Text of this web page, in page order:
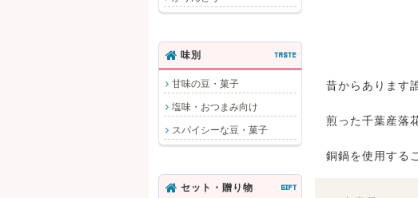
昔からあります
煎った千葉産落
銅鍋を使用する
味別 TASTE
甘味の豆・菓子
塩味・おつまみ向け
スパイシーな豆・菓子
セット・贈り物 GIFT